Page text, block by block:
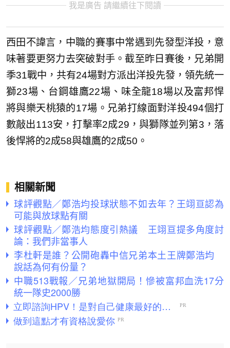
我是廣告 請繼續往下閱讀
西田不諱言，中職的賽事中常遇到先發型洋投，意
味著要更努力去突破對手。截至昨日賽後，兄弟開
季31戰中，共有24場對方派出洋投先發，領先統一
獅23場、台鋼雄鷹22場、味全龍18場以及富邦悍
將與樂天桃猿的17場。兄弟打線面對洋投494個打
數敲出113安，打擊率2成29，與獅隊並列第3，落
後悍將的2成58與雄鷹的2成50。
相關新聞
球評觀點／鄭浩均投球狀態不如去年？王翊亘認為
可能與放球點有關
球評觀點／鄭浩均態度引熱議 王翊亘提多角度討
論：我們非當事人
李杜軒是誰？公開砲轟中信兄弟本土王牌鄭浩均
說話為何有份量？
中職513戰報／兄弟地獄開局！慘被富邦血洗17分
統一隊史2000勝